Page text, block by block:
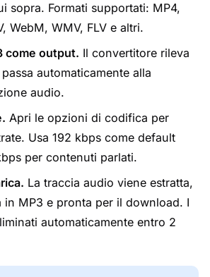
sopra. Formati supportati: MP4,
WebM, WMV, FLV e altri.
come output. Il convertitore rileva
automaticamente alla
audio.
Apri le opzioni di codifica per
Usa 192 kbps come default
per contenuti parlati.
La traccia audio viene estratta,
in MP3 e pronta per il download. I
automaticamente entro 2